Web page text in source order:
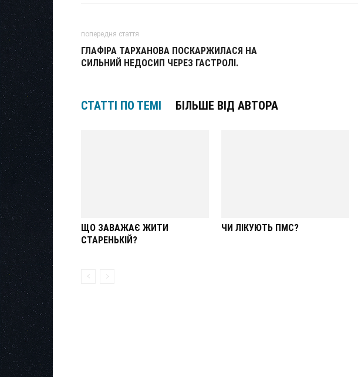
попередня стаття
ГЛАФІРА ТАРХАНОВА ПОСКАРЖИЛАСЯ НА
СИЛЬНИЙ НЕДОСИП ЧЕРЕЗ ГАСТРОЛІ.
СТАТТІ ПО ТЕМІ БІЛЬШЕ ВІД АВТОРА
ЩО ЗАВАЖАЄ ЖИТИ
СТАРЕНЬКІЙ?
ЧИ ЛІКУЮТЬ ПМС?